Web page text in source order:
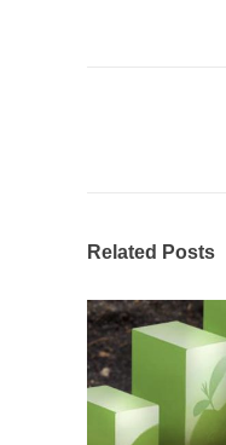
Related Posts